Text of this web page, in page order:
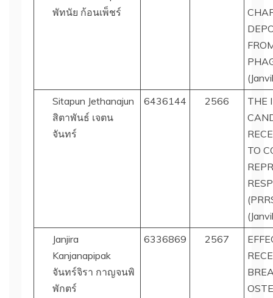
พัทนัย ก้อนเพ็ชร์
Sitapun Jethanajun
สิตาพันธ์ เจตน
จันทร์
6436144 2566
THE
TO
Janjira
Kanjanapipak
จันทร์จิรา กาญจนพิ
พักตร์
6336869 2567